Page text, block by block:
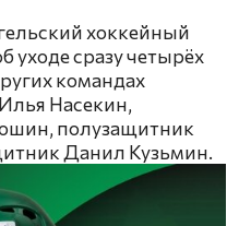
хоккейный
уходе сразу четырёх
командах
Насекин,
полузащитник
Данил Кузьмин.